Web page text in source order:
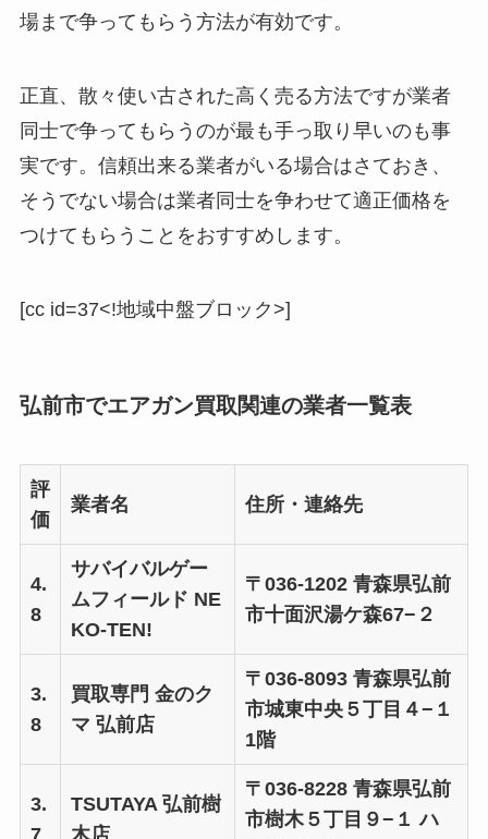
場まで争ってもらう方法が有効です。
正直、散々使い古された高く売る方法ですが業者
同士で争ってもらうのが最も手っ取り早いのも事
実です。信頼出来る業者がいる場合はさておき、
そうでない場合は業者同士を争わせて適正価格を
つけてもらうことをおすすめします。
[cc id=37<!地域中盤ブロック>]
弘前市でエアガン買取関連の業者一覧表
評
価
業者名 住所・連絡先
4.
8
サバイバルゲー
ムフィールド NE
KO-TEN!
〒036-1202 青森県弘前
市十面沢湯ケ森67−２
3.
8
買取専門 金のク
マ 弘前店
〒036-8093 青森県弘前
市城東中央５丁目４−１
1階
3.
7
TSUTAYA 弘前樹
木店
〒036-8228 青森県弘前
市樹木５丁目９−１ ハ